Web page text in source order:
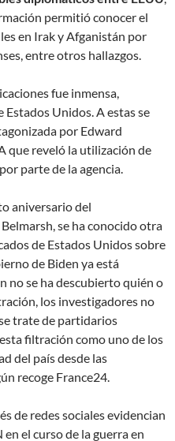
permitió conocer el
en Irak y Afganistán por
entre otros hallazgos.
fue inmensa,
Estados Unidos. A estas se
por Edward
que reveló la utilización de
parte de la agencia.
aniversario del
se ha conocido otra
de Estados Unidos sobre
de Biden ya está
no se ha descubierto quién o
los investigadores no
trate de partidarios
filtración como uno de los
del país desde las
recoge France24.
de redes sociales evidencian
el curso de la guerra en